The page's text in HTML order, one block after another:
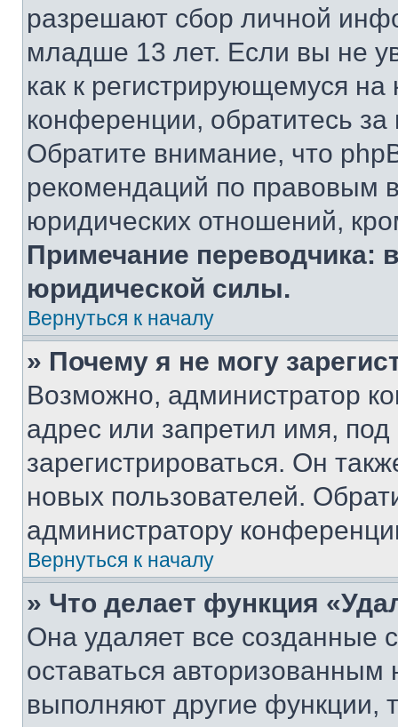
разрешают сбор личной
младше 13 лет. Если вы не
как к регистрирующемуся
конференции, обратитесь
Обратите внимание, что
рекомендаций по правовым
юридических отношений,
Примечание переводчика:
юридической силы.
Вернуться к началу
» Почему я не могу
Возможно, администратор
адрес или запретил имя,
зарегистрироваться. Он
новых пользователей.
администратору
Вернуться к началу
» Что делает функция
Она удаляет все созданные
оставаться
выполняют другие функции,